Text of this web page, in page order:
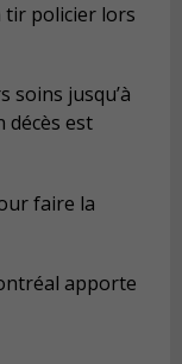
tir policier lors
soins jusqu’à
décès est
faire la
apporte